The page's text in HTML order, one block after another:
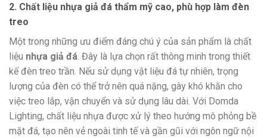
2. Chất liệu nhựa giả đá thẩm mỹ cao, phù hợp làm đèn
treo
Một trong những ưu điểm đáng chú ý của sản phẩm là chất
liệu nhựa giả đá . Đây là lựa chọn rất thông minh trong thiết
kế đèn treo trần. Nếu sử dụng vật liệu đá tự nhiên, trọng
lượng của đèn có thể trở nên quá nặng, gây khó khăn cho
việc treo lắp, vận chuyển và sử dụng lâu dài. Với Domda
Lighting, chất liệu nhựa được xử lý theo hướng mô phỏng bề
mặt đá, tạo nên vẻ ngoài tinh tế và gần gũi với ngôn ngữ nội